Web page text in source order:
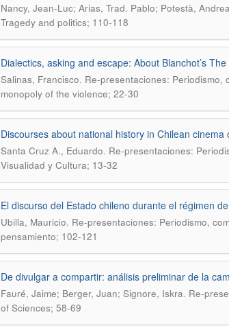
Nancy, Jean-Luc; Arias, Trad. Pablo; Potestà, Andrea
Tragedy and politics; 110-118
Dialectics, asking and escape: About Blanchot’s
Salinas, Francisco. Re-presentaciones:
monopoly of the violence; 22-30
Discourses about national history in Chilean cinema
Santa Cruz A., Eduardo. Re-presentaciones:
Visualidad y Cultura; 13-32
El discurso del Estado chileno durante el régimen
Ubilla, Mauricio. Re-presentaciones: Periodismo,
pensamiento; 102-121
De divulgar a compartir: análisis preliminar de la
Fauré, Jaime; Berger, Juan; Signore, Iskra. Re-
of Sciences; 58-69